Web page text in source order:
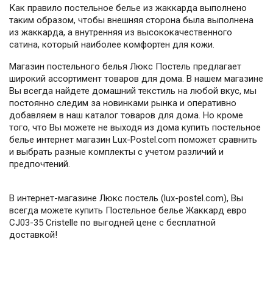
Как правило постельное белье из жаккарда выполнено
таким образом, чтобы внешняя сторона была выполнена
из жаккарда, а внутренняя из высококачественного
сатина, который наиболее комфортен для кожи.
Магазин постельного белья Люкс Постель предлагает
широкий ассортимент товаров для дома. В нашем магазине
Вы всегда найдете домашний текстиль на любой вкус, мы
постоянно следим за новинками рынка и оперативно
добавляем в наш каталог товаров для дома. Но кроме
того, что Вы можете не выходя из дома купить постельное
белье интернет магазин Lux-Postel.com поможет сравнить
и выбрать разные комплекты с учетом различий и
предпочтений.
В интернет-магазине Люкс постель (lux-postel.com), Вы
всегда можете купить Постельное белье Жаккард евро
CJ03-35 Cristelle по выгодней цене с бесплатной
доставкой!